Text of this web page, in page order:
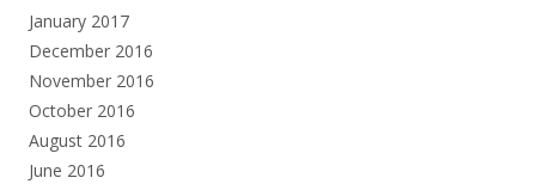
January 2017
December 2016
November 2016
October 2016
August 2016
June 2016